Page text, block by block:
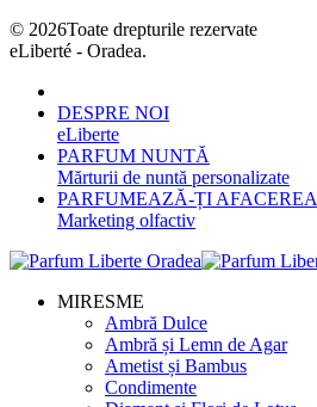
© 2026Toate drepturile rezervate
eLiberté - Oradea.
DESPRE NOI
eLiberte
PARFUM NUNTĂ
Mărturii de nuntă personalizate
PARFUMEAZĂ-ȚI AFACEREA
Marketing olfactiv
MIRESME
Ambră Dulce
Ambră și Lemn de Agar
Ametist și Bambus
Condimente